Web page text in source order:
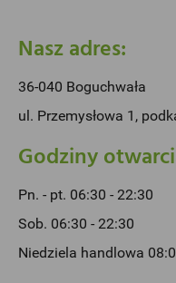
Nasz adres:
36-040 Boguchwała
ul. Przemysłowa 1,
Godziny
Pn. - pt. 06:30 - 22:30
Sob. 06:30 - 22:30
Niedziela handlowa